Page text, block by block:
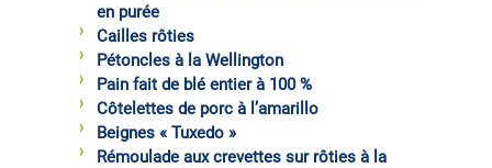
en purée
Cailles rôties
Pétoncles à la Wellington
Pain fait de blé entier à 100 %
Côtelettes de porc à l’amarillo
Beignes « Tuxedo »
Rémoulade aux crevettes sur rôties à la